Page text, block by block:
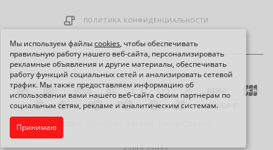
Мы используем файлыcookies, чтобы обеспечивать
правильную работу нашего веб-сайта, персонализировать
рекламные объявления и другие материалы, обеспечивать
работу функций социальных сетей и анализировать сетевой
трафик. Мы также предоставляем информацию об
использовании вами нашего веб-сайта своим партнерам по
социальным сетям, рекламе и аналитическим системам.
Принимаю
ПОЛИТИКА КОНФИДЕНЦИАЛЬНОСТИ